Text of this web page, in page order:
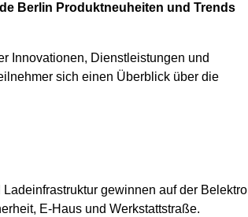
Berlin Produktneuheiten und Trends
Innovationen, Dienstleistungen und
sich einen Überblick über die
gewinnen auf der Belektro
E-Haus und Werkstattstraße.